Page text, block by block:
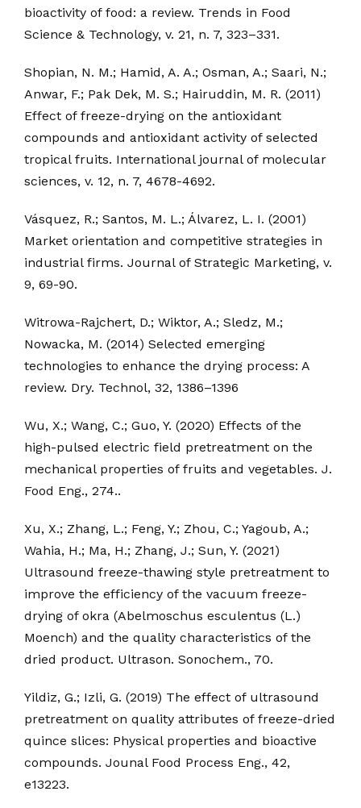
bioactivity of food: a review. Trends in Food
Science & Technology, v. 21, n. 7, 323–331.
Shopian, N. M.; Hamid, A. A.; Osman, A.; Saari, N.;
Anwar, F.; Pak Dek, M. S.; Hairuddin, M. R. (2011)
Effect of freeze-drying on the antioxidant
compounds and antioxidant activity of selected
tropical fruits. International journal of molecular
sciences, v. 12, n. 7, 4678-4692.
Vásquez, R.; Santos, M. L.; Álvarez, L. I. (2001)
Market orientation and competitive strategies in
industrial firms. Journal of Strategic Marketing, v.
9, 69-90.
Witrowa-Rajchert, D.; Wiktor, A.; Sledz, M.;
Nowacka, M. (2014) Selected emerging
technologies to enhance the drying process: A
review. Dry. Technol, 32, 1386–1396
Wu, X.; Wang, C.; Guo, Y. (2020) Effects of the
high-pulsed electric field pretreatment on the
mechanical properties of fruits and vegetables. J.
Food Eng., 274..
Xu, X.; Zhang, L.; Feng, Y.; Zhou, C.; Yagoub, A.;
Wahia, H.; Ma, H.; Zhang, J.; Sun, Y. (2021)
Ultrasound freeze-thawing style pretreatment to
improve the efficiency of the vacuum freeze-
drying of okra (Abelmoschus esculentus (L.)
Moench) and the quality characteristics of the
dried product. Ultrason. Sonochem., 70.
Yildiz, G.; Izli, G. (2019) The effect of ultrasound
pretreatment on quality attributes of freeze-dried
quince slices: Physical properties and bioactive
compounds. Jounal Food Process Eng., 42,
e13223.